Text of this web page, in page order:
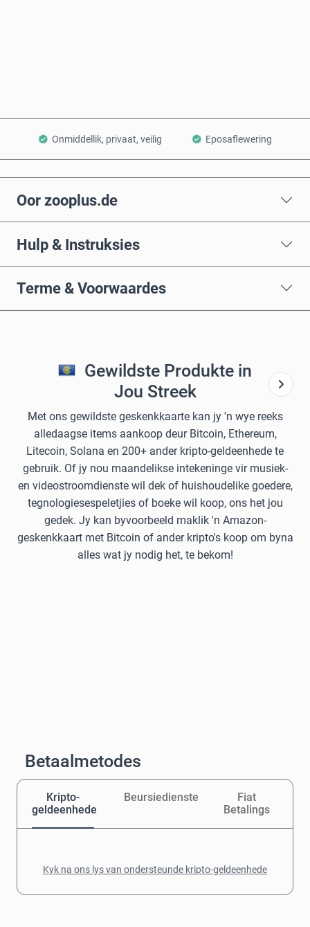
Onmiddellik, privaat, veilig Eposaflewering
Oor zooplus.de
Hulp & Instruksies
Terme & Voorwaardes
Gewildste Produkte in
Jou Streek
Met ons gewildste geskenkkaarte kan jy 'n wye reeks
alledaagse items aankoop deur Bitcoin, Ethereum,
Litecoin, Solana en 200+ ander kripto-geldeenhede te
gebruik. Of jy nou maandelikse intekeninge vir musiek-
en videostroomdienste wil dek of huishoudelike goedere,
tegnologiesespeletjies of boeke wil koop, ons het jou
gedek. Jy kan byvoorbeeld maklik 'n Amazon-
geskenkkaart met Bitcoin of ander kripto's koop om byna
alles wat jy nodig het, te bekom!
Betaalmetodes
Kripto-
geldeenhede
Beursiedienste
Fiat
Betalings
Kyk na ons lys van ondersteunde kripto-geldeenhede